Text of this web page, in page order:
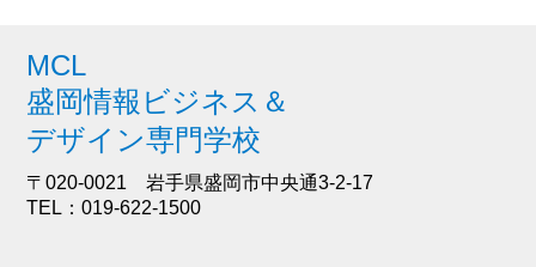
MCL
盛岡情報ビジネス＆
デザイン専門学校
〒020-0021 岩手県盛岡市中央通3-2-17
TEL：019-622-1500